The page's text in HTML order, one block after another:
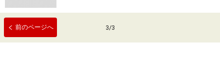
前のページへ 3/3